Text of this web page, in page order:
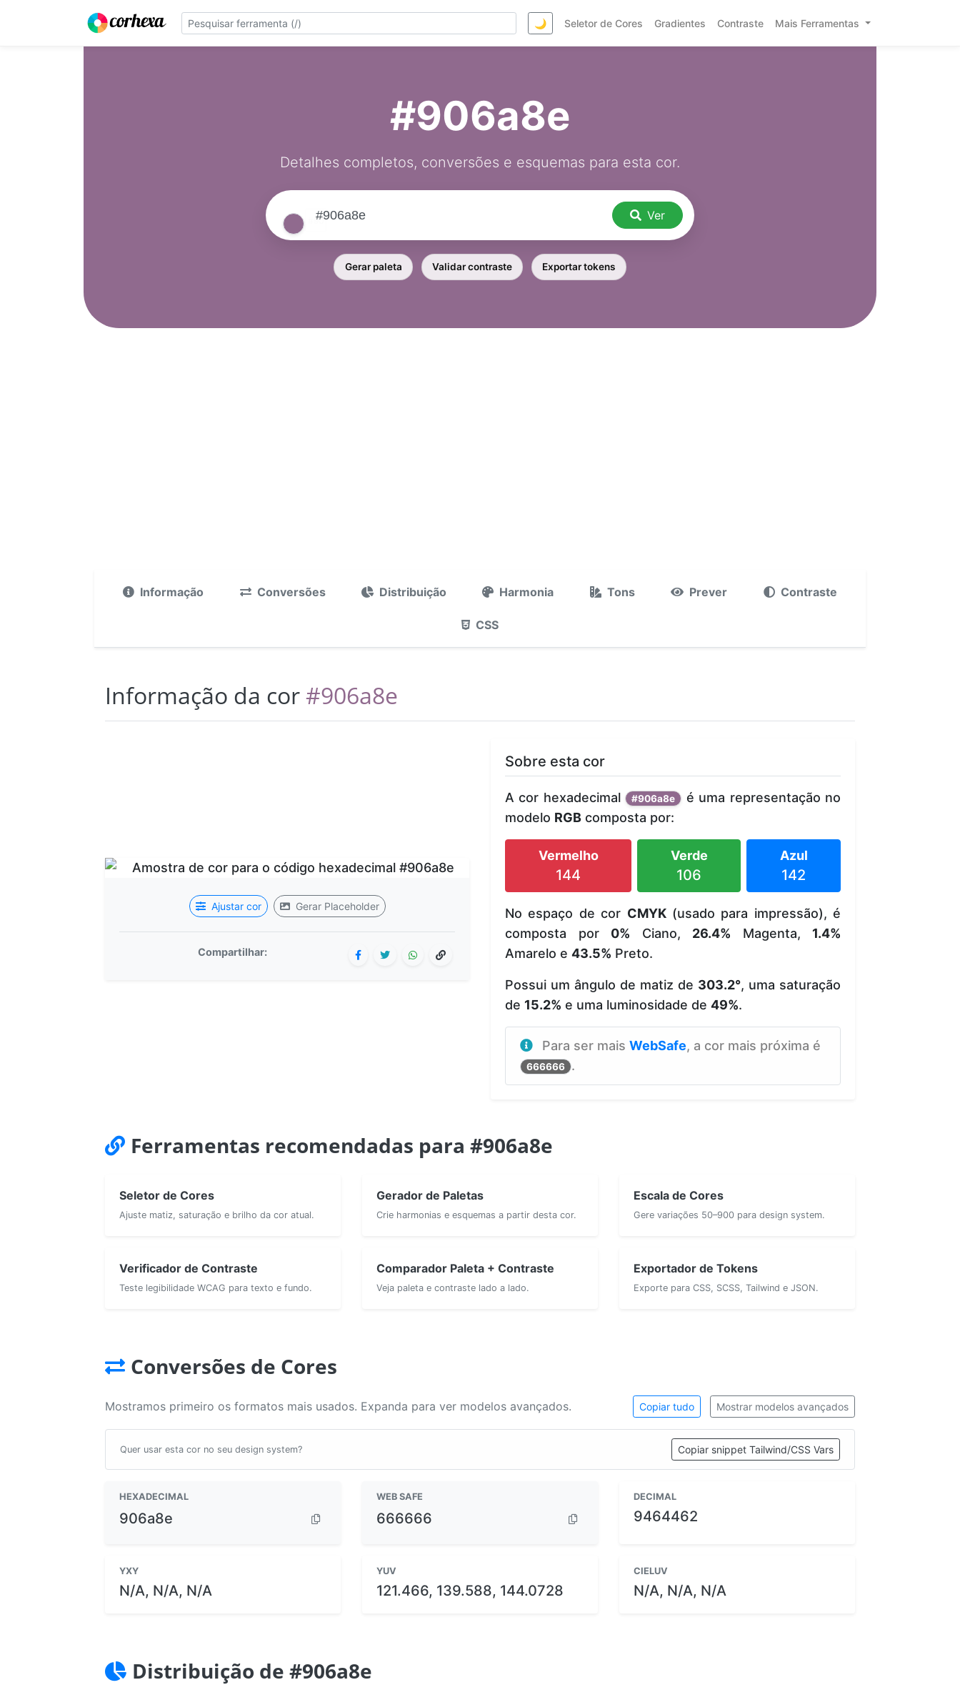
🌙 Seletor de Cores Gradientes Contraste Mais Ferramentas
#906a8e
Detalhes completos, conversões e esquemas para esta cor.
Ver
Gerar paleta Validar contraste Exportar tokens
Informação Conversões Distribuição Harmonia Tons Prever Contraste
CSS
Informação da cor#906a8e
Ajustar cor Gerar Placeholder
Compartilhar:
Sobre esta cor
A cor hexadecimal #906a8e
é uma representação no
modelo RGB composta por:
Vermelho
144
Verde
106
Azul
142
No espaço de cor CMYK(usado para impressão), é
composta por 0% Ciano, 26.4% Magenta, 1.4%
Amarelo e 43.5% Preto.
Possui um ângulo de matiz de 303.2°, uma saturação
de 15.2% e uma luminosidade de 49%.
Para ser mais WebSafe, a cor mais próxima é
666666 .
Ferramentas recomendadas para #906a8e
Seletor de Cores
Ajuste matiz, saturação e brilho da cor atual.
Gerador de Paletas
Crie harmonias e esquemas a partir desta cor.
Escala de Cores
Gere variações 50–900 para design system.
Verificador de Contraste
Teste legibilidade WCAG para texto e fundo.
Comparador Paleta + Contraste
Veja paleta e contraste lado a lado.
Exportador de Tokens
Exporte para CSS, SCSS, Tailwind e JSON.
Conversões de Cores
Mostramos primeiro os formatos mais usados. Expanda para ver modelos avançados. Copiar tudo Mostrar modelos avançados
Quer usar esta cor no seu design system? Copiar snippet Tailwind/CSS Vars
HEXADECIMAL
906a8e
WEB SAFE
666666
DECIMAL
9464462
YXY
N/A, N/A, N/A
YUV
121.466, 139.588, 144.0728
CIELUV
N/A, N/A, N/A
Distribuição de #906a8e